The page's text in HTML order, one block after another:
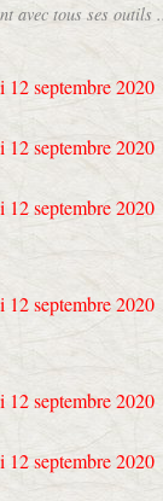
avec tous ses